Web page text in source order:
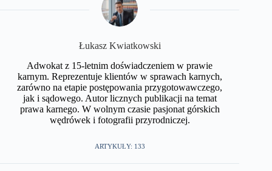
​Łukasz Kwiatkowski
Adwokat z 15-letnim doświadczeniem w prawie
karnym. Reprezentuje klientów w sprawach karnych,
zarówno na etapie postępowania przygotowawczego,
jak i sądowego. Autor licznych publikacji na temat
prawa karnego. W wolnym czasie pasjonat górskich
wędrówek i fotografii przyrodniczej.​
ARTYKUŁY: 133